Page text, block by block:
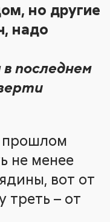
но другие
надо
последнем
прошлом
не менее
вот от
треть – от